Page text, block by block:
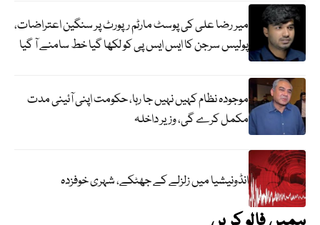
میر رضا علی کی پوسٹ مارٹم رپورٹ پر سنگین اعتراضات،
پولیس سرجن کا ایس ایس پی کو لکھا گیا خط سامنے آ گیا
موجودہ نظام کہیں نہیں جا رہا، حکومت اپنی آئینی مدت
مکمل کرے گی، وزیر داخلہ
انڈونیشیا میں زلزلے کے جھٹکے، شہری خوفزدہ